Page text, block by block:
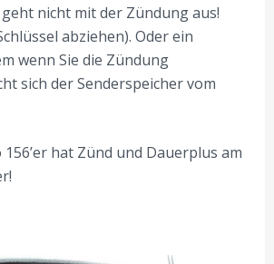
nicht mit der Zündung aus!
abziehen). Oder ein
wenn Sie die Zündung
sich der Senderspeicher vom
156’er hat Zünd und Dauerplus am